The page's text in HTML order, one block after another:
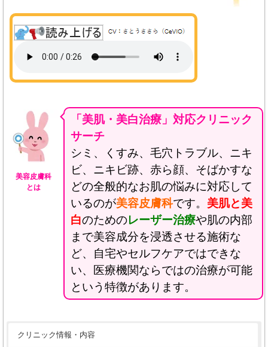
美容皮膚科
とは
「美肌・美白治療」対応クリニック
サーチ
シミ、くすみ、毛穴トラブル、ニキ
ビ、ニキビ跡、赤ら顔、そばかすな
どの全般的なお肌の悩みに対応して
いるのが美容皮膚科です。 美肌と美
白のためのレーザー治療や肌の内部
まで美容成分を浸透させる施術な
ど、自宅やセルフケアではできな
い、医療機関ならではの治療が可能
という特徴があります。
クリニック情報・内容